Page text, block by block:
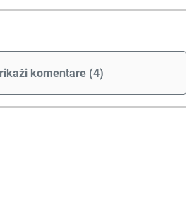
komentare (4)